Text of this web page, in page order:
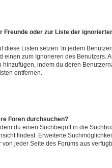
Freunde oder zur Liste der
diese Listen setzen: In jedem
einen zum Ignorieren des Benutzers.
hinzufügen, indem du deren
entfernen.
Foren durchsuchen?
du einen Suchbegriff in die
findest. Erweiterte
von jeder Seite des Forums aus